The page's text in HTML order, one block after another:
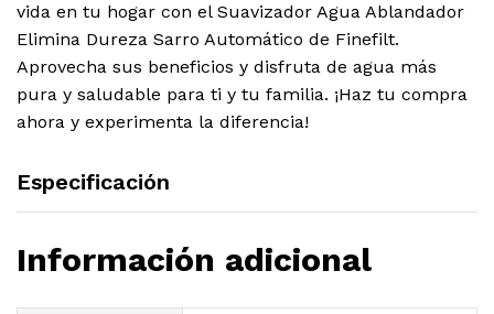
vida en tu hogar con el Suavizador Agua Ablandador
Elimina Dureza Sarro Automático de Finefilt.
Aprovecha sus beneficios y disfruta de agua más
pura y saludable para ti y tu familia. ¡Haz tu compra
ahora y experimenta la diferencia!
Especificación
Información adicional